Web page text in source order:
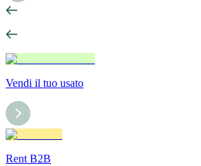
Vendi il tuo usato
Rent B2B